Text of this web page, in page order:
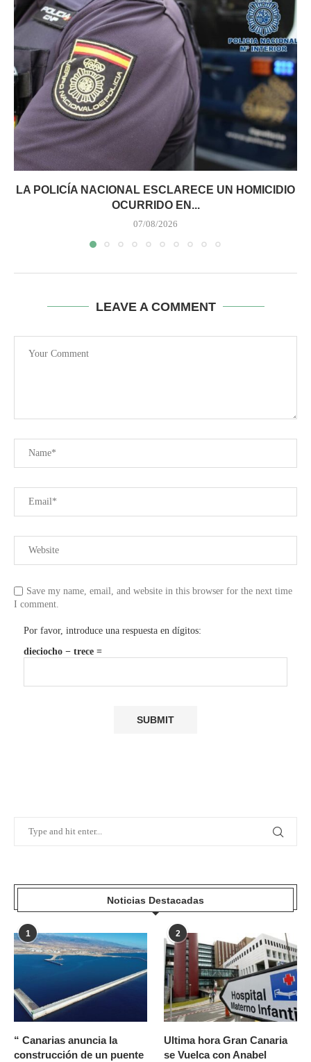
LA POLICÍA NACIONAL ESCLARECE UN HOMICIDIO
OCURRIDO EN...
07/08/2026
LEAVE A COMMENT
Save my name, email, and website in this browser for the next time
I comment.
Por favor, introduce una respuesta en dígitos:
dieciocho − trece =
Noticias Destacadas
1
“ Canarias anuncia la
construcción de un puente
2
Ultima hora Gran Canaria
se Vuelca con Anabel